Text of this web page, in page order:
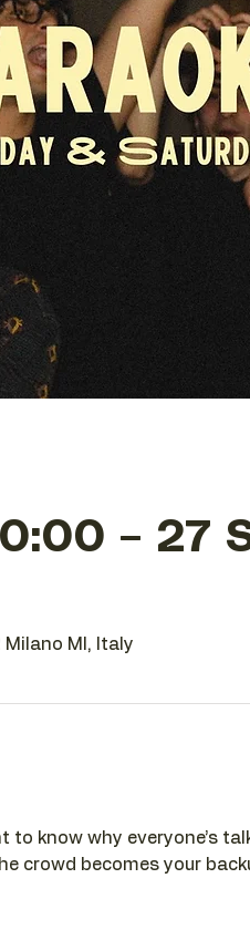
– 27
Milano MI, Italy
to know why everyone’s
crowd becomes your